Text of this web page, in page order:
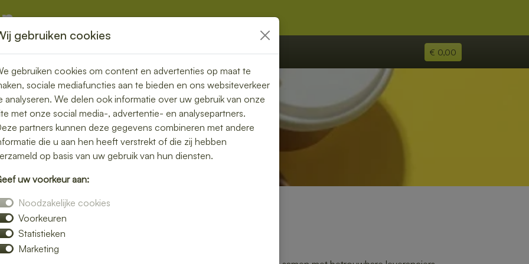
Overige € 0,00
gebruiken cookies
gebruiken cookies om content en advertenties op maat te
sociale mediafuncties aan te bieden en ons websiteverkeer
analyseren. We delen ook informatie over uw gebruik van onze
met onze social media-, advertentie- en analysepartners.
partners kunnen deze gegevens combineren met andere
die u aan hen heeft verstrekt of die zij hebben
op basis van uw gebruik van hun diensten.
uw voorkeur aan:
Noodzakelijke cookies
Voorkeuren
Statistieken
Marketing